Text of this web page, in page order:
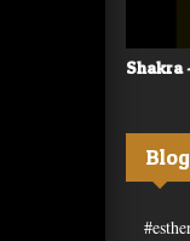
Shakra